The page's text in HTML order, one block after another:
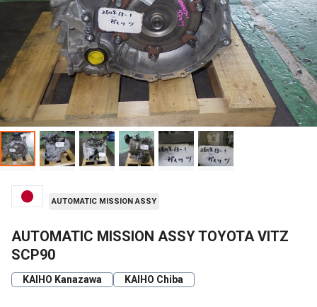
AUTOMATIC MISSION ASSY
AUTOMATIC MISSION ASSY TOYOTA VITZ
SCP90
KAIHO Kanazawa KAIHO Chiba